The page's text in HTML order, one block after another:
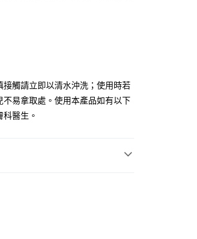
人資訊註冊。若發現惡意使用之情
止該用戶之使用額度並採取法律行
觸請立即以清水沖洗；使用時若
易拿取處。使用本產品如有以下
醫生。